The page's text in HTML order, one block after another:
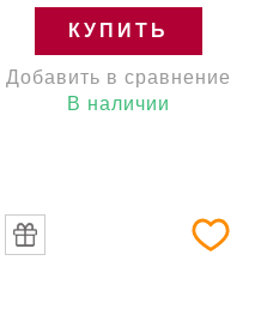
КУПИТЬ
Добавить в сравнение
В наличии